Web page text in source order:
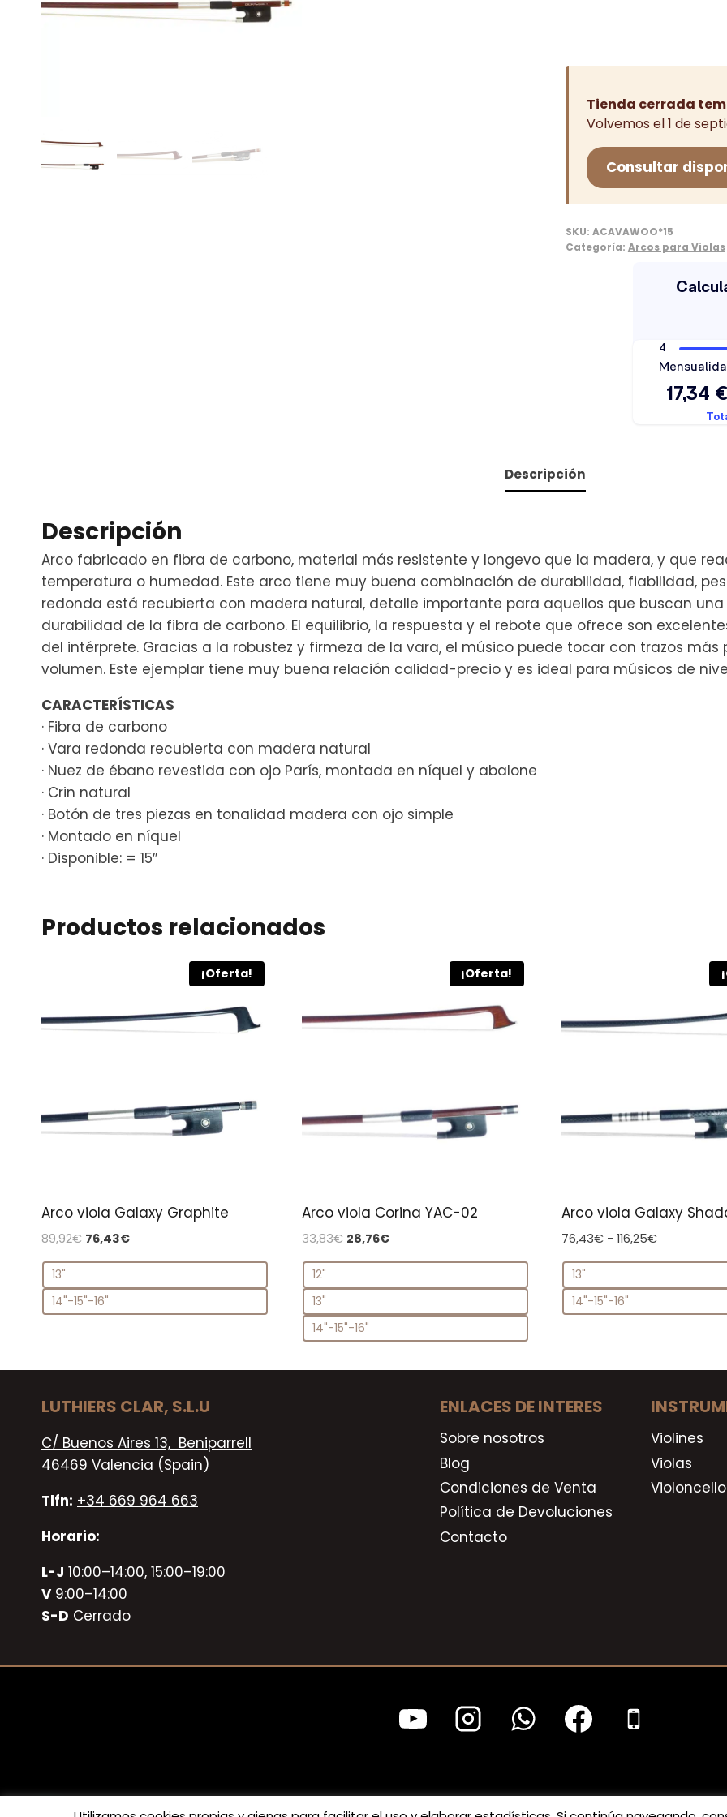
Tienda cerrada
Volvemos el 1 de
Consultar
SKU: ACAVAWOO*15
Categoría: Arcos para Violas
Descripción
Descripción
Arco fabricado en fibra de carbono, material más resistente y longevo que la madera, y que
temperatura o humedad. Este arco tiene muy buena combinación de durabilidad, fiabilidad,
redonda está recubierta con madera natural, detalle importante para aquellos que buscan
durabilidad de la fibra de carbono. El equilibrio, la respuesta y el rebote que ofrece son
del intérprete. Gracias a la robustez y firmeza de la vara, el músico puede tocar con trazos
volumen. Este ejemplar tiene muy buena relación calidad-precio y es ideal para músicos de
CARACTERÍSTICAS
· Fibra de carbono
· Vara redonda recubierta con madera natural
· Nuez de ébano revestida con ojo París, montada en níquel y abalone
· Crin natural
· Botón de tres piezas en tonalidad madera con ojo simple
· Montado en níquel
· Disponible: = 15″
Productos relacionados
¡Oferta!
Arco viola Galaxy Graphite
89,92€ El
era:
89,92€.
76,43€El
es:
76,43€.
13"
14"-15"-16"
¡Oferta!
Arco viola Corina YAC-02
33,83€ El
era:
33,83€.
28,76€El
es:
28,76€.
12"
13"
14"-15"-16"
Arco viola Galaxy
76,43€ - 116,25€Rango
desde
76,43€
13"
14"-15"-16"
LUTHIERS CLAR, S.L.U
C/ Buenos Aires 13, Beniparrell
46469 Valencia (Spain)
Tlfn: +34 669 964 663
Horario:
L-J 10:00–14:00, 15:00–19:00
V 9:00–14:00
S-D Cerrado
ENLACES DE INTERES
Sobre nosotros
Blog
Condiciones de Venta
Política de Devoluciones
Contacto
Violines
Violas